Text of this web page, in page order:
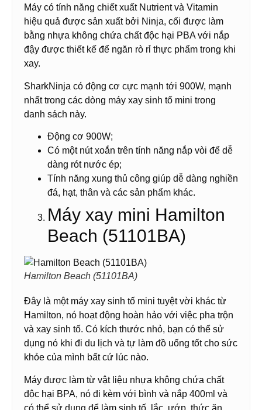
Máy có tính năng chiết xuất Nutrient và Vitamin
hiệu quả được sản xuất bởi Ninja, cối được làm
bằng nhựa không chứa chất độc hại PBA với nắp
đậy được thiết kế để ngăn rò rỉ thực phẩm trong khi
xay.
SharkNinja có động cơ cực mạnh tới 900W, mạnh
nhất trong các dòng máy xay sinh tố mini trong
danh sách này.
Động cơ 900W;
Có một nút xoắn trên tính năng nắp vòi để dễ
dàng rót nước ép;
Tính năng xung thủ công giúp dễ dàng nghiền
đá, hạt, thân và các sản phẩm khác.
Máy xay mini Hamilton
Beach (51101BA)
Hamilton Beach (51101BA)
Đây là một máy xay sinh tố mini tuyệt vời khác từ
Hamilton, nó hoạt động hoàn hảo với việc pha trộn
và xay sinh tố. Có kích thước nhỏ, bạn có thể sử
dụng nó khi đi du lịch và tự làm đồ uống tốt cho sức
khỏe của mình bất cứ lúc nào.
Máy được làm từ vật liệu nhựa không chứa chất
độc hại BPA, nó đi kèm với bình và nắp 400ml và
có thể sử dụng để làm sinh tố, lắc, ướp, thức ăn